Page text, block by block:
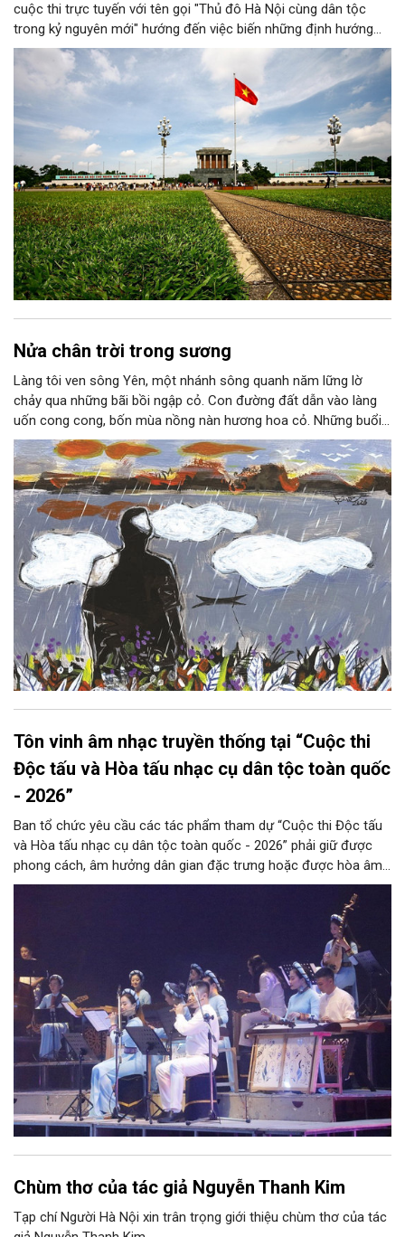
cuộc thi trực tuyến với tên gọi "Thủ đô Hà Nội cùng dân tộc
trong kỷ nguyên mới" hướng đến việc biến những định hướng
chiến lược trong Nghị quyết số 02-NQ/TW của Bộ Chính trị
thành niềm tin, thành nhận thức chung của mỗi người dân.
Nửa chân trời trong sương
Làng tôi ven sông Yên, một nhánh sông quanh năm lững lờ
chảy qua những bãi bồi ngập cỏ. Con đường đất dẫn vào làng
uốn cong cong, bốn mùa nồng nàn hương hoa cỏ. Những buổi
hoàng hôn, khi nắng đã dịu xuống phía cuối sông, đám hoa tím
lại thẫm màu như có ai vừa rắc lên một lớp khói.
Tôn vinh âm nhạc truyền thống tại “Cuộc thi
Độc tấu và Hòa tấu nhạc cụ dân tộc toàn quốc
- 2026”
Ban tổ chức yêu cầu các tác phẩm tham dự “Cuộc thi Độc tấu
và Hòa tấu nhạc cụ dân tộc toàn quốc - 2026” phải giữ được
phong cách, âm hưởng dân gian đặc trưng hoặc được hòa âm,
phối khí mới trên nền tảng làn điệu âm nhạc truyền thống Việt
Nam, đồng thời phải được trình diễn trực tiếp bằng nhạc cụ dân
Chùm thơ của tác giả Nguyễn Thanh Kim
Tạp chí Người Hà Nội xin trân trọng giới thiệu chùm thơ của tác